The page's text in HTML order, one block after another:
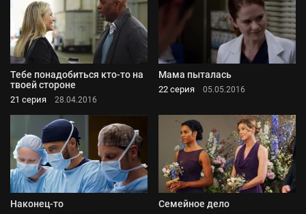
Тебе понадобиться кто-то на
твоей стороне
21 серия 28.04.2016
Мама пыталась
22 серия 05.05.2016
Наконец-то Семейное дело